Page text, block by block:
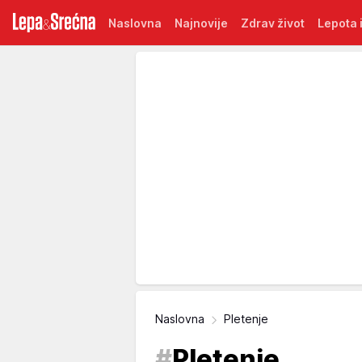
Naslovna Najnovije Zdrav život Lepota
Naslovna Pletenje